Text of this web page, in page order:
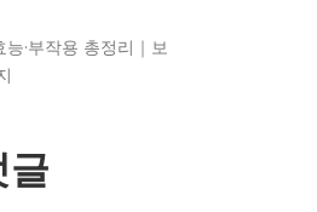
·부작용 총정리｜보
글